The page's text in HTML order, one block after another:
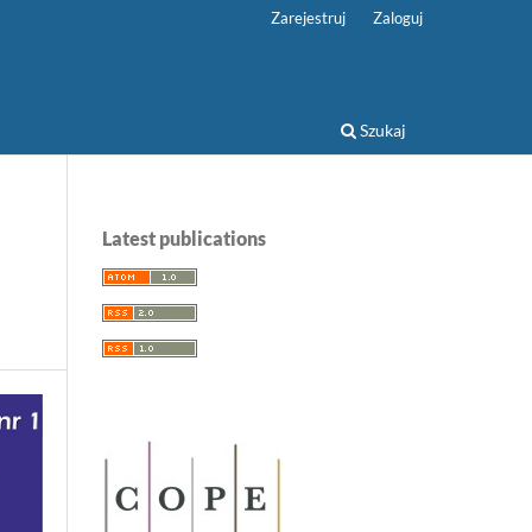
Szukaj
Zarejestruj Zaloguj
Latest publications